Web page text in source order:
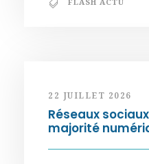
22 JUILLET 2026
Réseaux
majorité